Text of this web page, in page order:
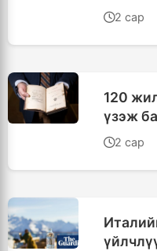
2 сар
120
үзэж
2 сар